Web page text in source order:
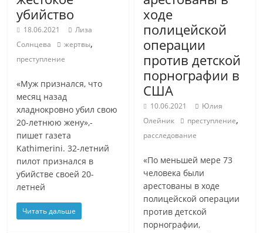
убийство
18.06.2021
Лиза
Солнцева
жертвы,
преступление
«Муж признался, что
месяц назад
хладнокровно убил свою
20-летнюю жену»,-
пишет газета
Kathimerini. 32-летний
пилот признался в
убийстве своей 20-
летней
Читать дальше
ходе
полицейской
операции
против детской
порнографии в
США
10.06.2021
Юлия
Олейник
преступление,
расследование
«По меньшей мере 73
человека были
арестованы в ходе
полицейской операции
против детской
порнографии,